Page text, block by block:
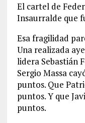
El cartel de
Insaurralde que
Esa fragilidad
Una realizada
lidera Sebastián
Sergio Massa
puntos. Que
puntos. Y que
puntos.